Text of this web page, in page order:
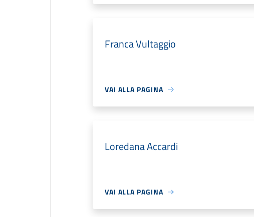
Franca Vultaggio
VAI ALLA PAGINA
Loredana Accardi
VAI ALLA PAGINA